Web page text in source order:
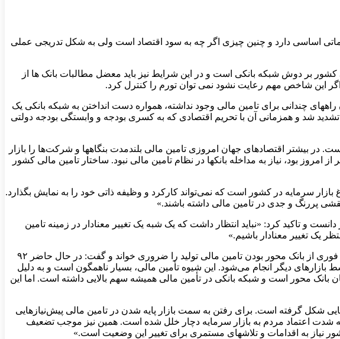
اساسی دارد و چنین چیزی اگر چه به سود اقتصاد است ولی به شکل تدریجی عملی
مالی تولید؛ از بنگاه داری به بنگاه سازی» با تاکید بر اینکه ۹۲ درصد تأمین مالی کشور بر دوش شبکه بانکی است و در این شرایط نیز باید معضل مطالبات بانک ها از
اگر این شاخص مهم رعایت نشود نمی توان تورم را کنترل کرد.
چندانی برای تامین مالی وجود نداشته، همواره دست انداختن به شبکه بانکی یک
شد و همزمانی آن با تحریم اقتصادی که به کسری بودجه و وابستگی بودجه دولتی
بیشتر اقتصادهای جهان امروزی تامین مالی بلندمدت بنگاهها و شرکت‌ها را بازار
بود، نیاز به مداخله بانکها در نظام تامین مالی نبود. ساختار تامین مالی کشور
عدم بلوغ بازار سرمایه در کشور است که نمی‌تواند کارکرد و وظیفه ذاتی خود را به نمایش بگذارد.
پررنگ و جدی در تامین مالی داشته باشند.»
و تاکید کرد: «نباید انتظار داشت که یک شبه یک تغییر معنادار در زمینه تامین
یک تغییر معنادار باشیم.»
لازم به توضیح است عالی‌ترین مقام بانک مرکزی، با ارائه تحلیل آخرین وضعیت و شرایط اقتصادی و بانکی کشور، خروج فوری از بانک محور بودن تامین مالی تولید را ضروری خواند و گفت: در حال حاضر ۹۲
توسط بازار سرمایه و یک درصد نیز توسط بازارهای دیگر انجام می‌شود. این شیوه تأمین مالی، بسیار ناهمگون است و به دلیل
محور است و شبکه بانکی در تأمین مالی همیشه سهم بالایی داشته است. اما این
شکل گرفته است. برای رفتن به سمت بازار پایه شدن در تامین مالی پیش‌نیازهایی
۹۹ و نقره داغ شدن بخشی از سهام داران، به شدت اعتماد مردم به بازار سرمایه دچار خلل شده است. همین نیز موجب تضعیف
نیاز به اقدامات و تلاشهای مستمری برای تغییر این وضعیت است.»